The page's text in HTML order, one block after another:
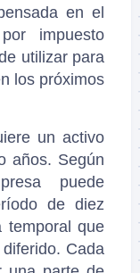
en el
impuesto
utilizar para
los próximos
un activo
años. Según
puede
de diez
temporal que
Cada